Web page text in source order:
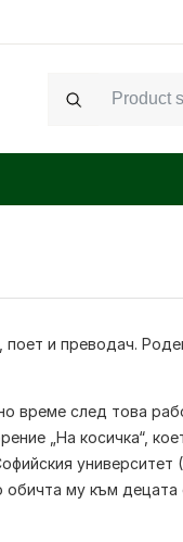
Search
поет и преводач.
време след това
„На косичка“,
университет
му към децата